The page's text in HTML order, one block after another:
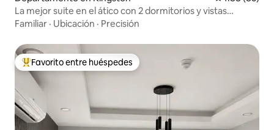
La mejor suite en el ático con 2 dormitorios y vistas
increíbles
Familiar · Ubicación · Precisión
De los mejores en Favorito entre huéspedes
Favorito entre huéspedes